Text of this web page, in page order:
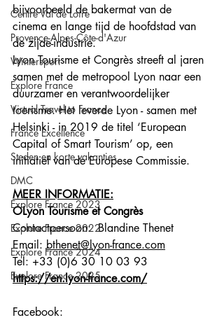
Centre Val de Loire
Provence-Alpes-Côte-d'Azur
Wintersport
Explore France
Virtual Travel to France
France Excellence
Steden en korte vakanties
DMC
Explore France 2023
Explore France 2022
Explore France 2024
Explore France 2025
bijvoorbeeld de bakermat van de
cinema en lange tijd de hoofdstad van
de zijde-industrie.
Lyon Tourisme et Congrès streeft al jaren
samen met de metropool Lyon naar een
duurzamer en verantwoordelijker
toerisme. Het leverde Lyon - samen met
Helsinki - in 2019 de titel ‘European
Capital of Smart Tourism’ op, een
initiatief van de Europese Commissie.
MEER INFORMATIE:
OLyon Tourisme et Congrès
Contactpersoon:  Blandine Thenet
Email: bthenet@lyon-france.com
Tel: +33 (0)6 30 10 03 93
https://en.lyon-france.com/
Facebook: